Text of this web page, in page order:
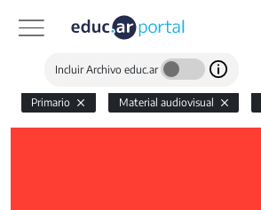
Incluir Archivo educ.ar
Primario Material audiovisual